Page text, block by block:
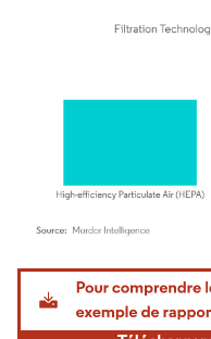
Image © Mordor Intelligence. La